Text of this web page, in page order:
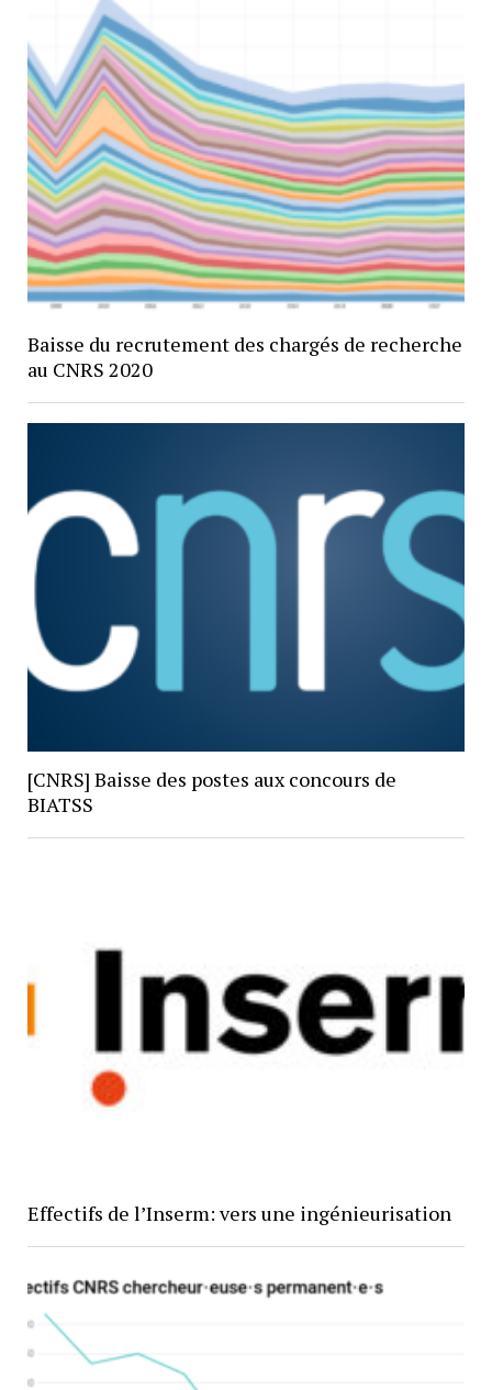
Baisse du recrutement des chargés de recherche
au CNRS 2020
[CNRS] Baisse des postes aux concours de
BIATSS
Effectifs de l’Inserm: vers une ingénieurisation